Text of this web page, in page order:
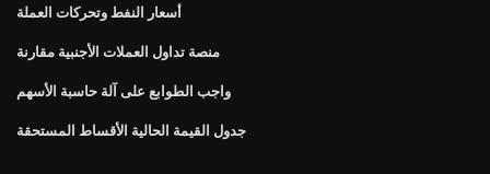
أسعار النفط وتحركات العملة
منصة تداول العملات الأجنبية مقارنة
واجب الطوابع على آلة حاسبة الأسهم
جدول القيمة الحالية الأقساط المستحقة